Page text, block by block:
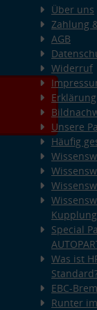
Über uns
Zahlung
AGB
Widerruf
Unsere
Häufig
Special
Was ist
EBC-
Runter